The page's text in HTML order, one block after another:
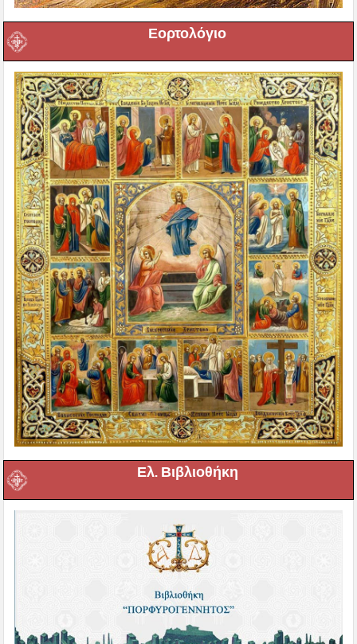
Εορτολόγιο
Ελ. Βιβλιοθήκη